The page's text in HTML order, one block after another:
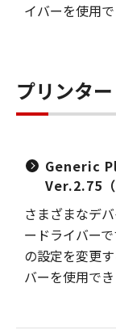
イバーを使用で
プリンタ
Generic
Ver.2.75
さまざまなデ
ードライバー
の設定を変更
バーを使用でき